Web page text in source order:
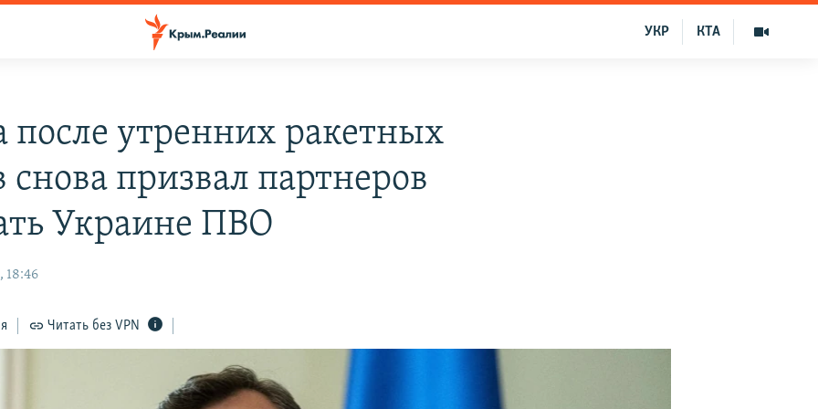
КТА
УКР
после утренних ракетных
снова призвал партнеров
Украине ПВО
18:46
Читать без VPN